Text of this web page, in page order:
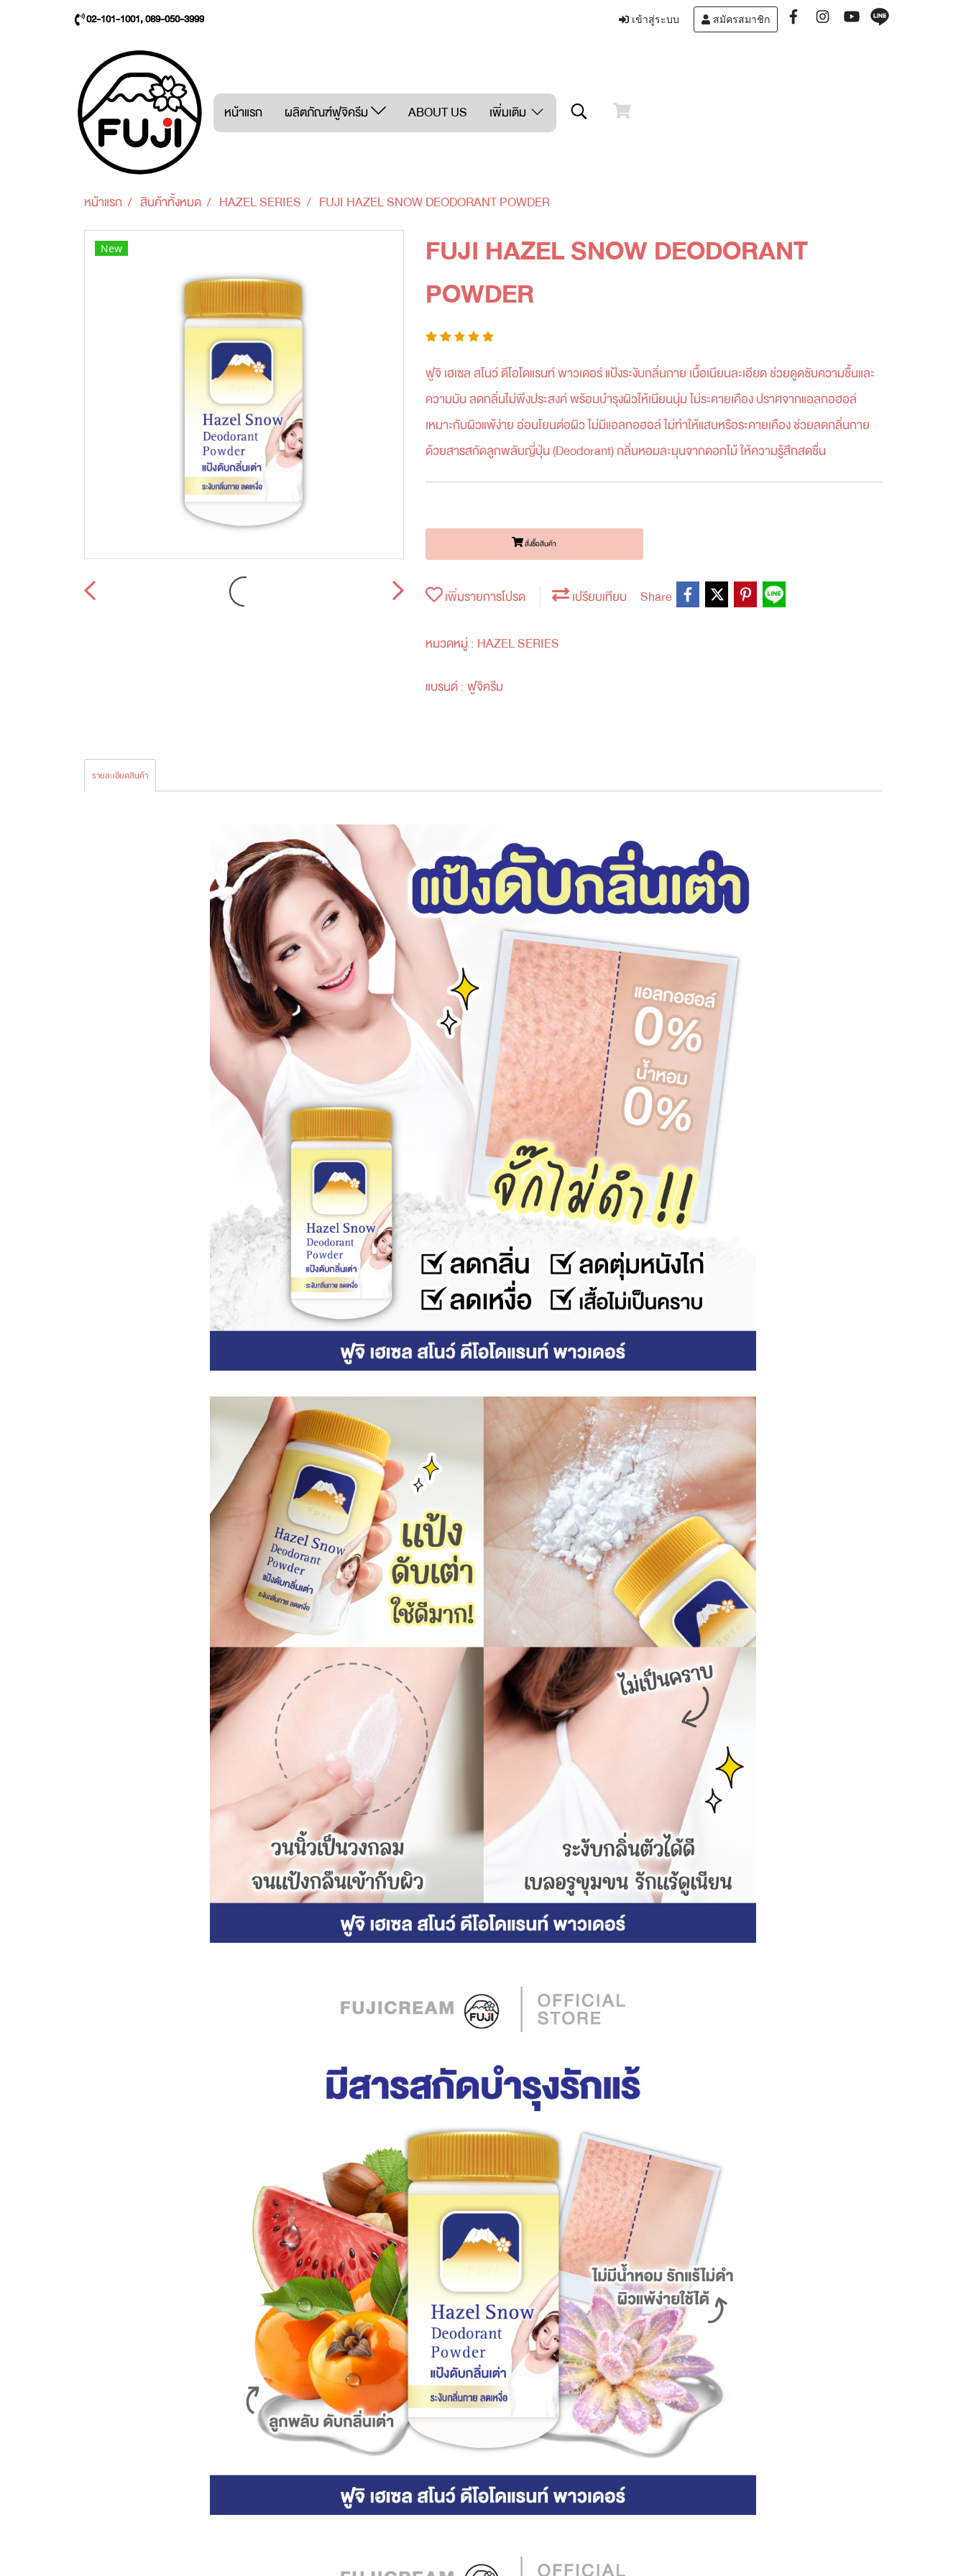
02-101-1001, 089-050-3999 เข้าสู่ระบบ สมัครสมาชิก
หน้าแรก ผลิตภัณฑ์ฟูจิครีม ABOUT US เพิ่มเติม
หน้าแรก สินค้าทั้งหมด HAZEL SERIES FUJI HAZEL SNOW DEODORANT POWDER
New
FUJI HAZEL SNOW DEODORANT
POWDER
ฟูจิ เฮเซล สโนว์ ดีโอโดแรนท์ พาวเดอร์ แป้งระงับกลิ่นกาย เนื้อเนียนละเอียด ช่วยดูดซับความชื้นและ
ความมัน ลดกลิ่นไม่พึงประสงค์ พร้อมบำรุงผิวให้เนียนนุ่ม ไม่ระคายเคือง ปราศจากแอลกอฮอล์
เหมาะกับผิวแพ้ง่าย อ่อนโยนต่อผิว ไม่มีแอลกอฮอล์ ไม่ทำให้แสบหรือระคายเคือง ช่วยลดกลิ่นกาย
ด้วยสารสกัดลูกพลับญี่ปุ่น (Deodorant) กลิ่นหอมละมุนจากดอกไม้ ให้ความรู้สึกสดชื่น
สั่งซื้อสินค้า
เพิ่มรายการโปรด เปรียบเทียบ Share
หมวดหมู่ : HAZEL SERIES
แบรนด์ :ฟูจิครีม
รายละเอียดสินค้า